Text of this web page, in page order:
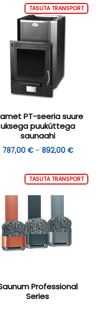
TASUTA TRANSPORT
PT-seeria suure
uksega puuküttega
saunaahi
787,00 € – 892,00 €
TASUTA TRANSPORT
Professional
Series